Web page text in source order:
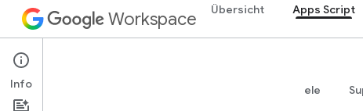
Workspace Übersicht Apps Script
Apps Script
Übersicht Beispiele
Info